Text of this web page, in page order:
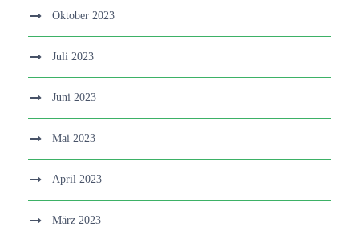
Oktober 2023
Juli 2023
Juni 2023
Mai 2023
April 2023
März 2023